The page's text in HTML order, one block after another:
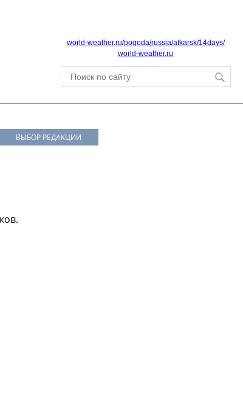
world-weather.ru/pogoda/russia/atkarsk/14days/
world-weather.ru
ВЫБОР РЕДАКЦИИ